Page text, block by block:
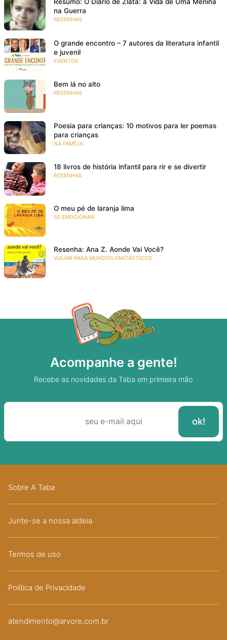
Resumo: O Diário de Zlata: a Vida de Uma Menina
na Guerra
RESENHAS
O grande encontro – 7 autores da literatura infantil
e juvenil
EVENTOS
Bem lá no alto
RESENHAS
Poesia para crianças: 10 motivos para ler poemas
para crianças
NA FAMÍLIA
18 livros de história infantil para rir e se divertir
RESENHAS
O meu pé de laranja lima
SE EMOCIONAR
Resenha: Ana Z. Aonde Vai Você?
VIAJAR PARA MUNDOS FANTÁSTICOS
Acompanhe a gente!
Recebe as novidades da Taba em primeira mão
Sobre A Taba
Junte-se a nossa aldeia
Termos de uso
Política de Privacidade
atendimento@arvore.com.br